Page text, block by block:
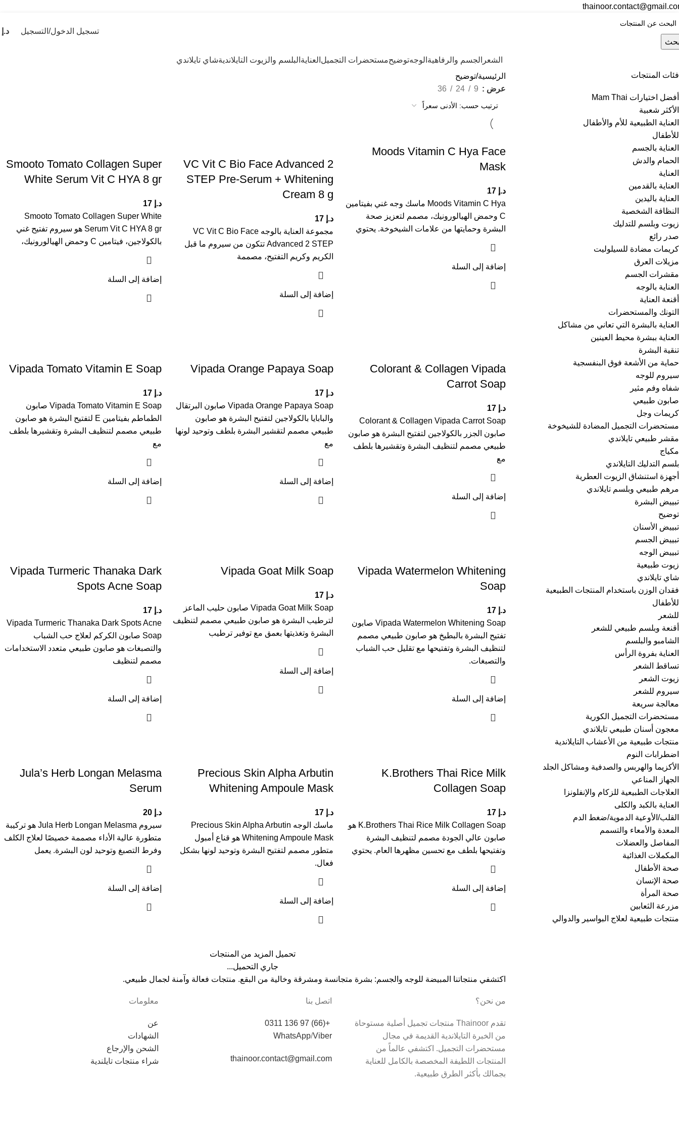
تسجيل الدخول/التسجيل د.إ
الشعر الجسم والرفاهية الوجهتوضيحمستحضرات التجميل العناية البلسم والزيوت التايلانديةشاي تايلاندي
فئات المنتجات
أفضل اختيارات Mam Thai
الأكثر شعبية
العناية الطبيعية للأم والأطفال
للأطفال
العناية بالجسم
الحمام والدش
العناية
العناية بالقدمين
العناية باليدين
النظافة الشخصية
زيوت وبلسم للتدليك
صدر رائع
كريمات مضادة للسيلوليت
مزيلات العرق
مقشرات الجسم
العناية بالوجه
أقنعة العناية
التونك والمستحضرات
العناية بالبشرة التي تعاني من مشاكل
العناية ببشرة محيط العينين
تنقية البشرة
حماية من الأشعة فوق البنفسجية
سيروم للوجه
شفاه وفم مثير
صابون طبيعي
كريمات وجل
مستحضرات التجميل المضادة للشيخوخة
مقشر طبيعي تايلاندي
مكياج
بلسم التدليك التايلاندي
أجهزة استنشاق الزيوت العطرية
مرهم طبيعي وبلسم تايلاندي
تبييض البشرة
توضيح
تبييض الأسنان
تبييض الجسم
تبييض الوجه
زيوت طبيعية
شاي تايلاندي
فقدان الوزن باستخدام المنتجات الطبيعية
للأطفال
للشعر
أقنعة وبلسم طبيعي للشعر
الشامبو والبلسم
العناية بفروة الرأس
تساقط الشعر
زيوت الشعر
سيروم للشعر
معالجة سريعة
مستحضرات التجميل الكورية
معجون أسنان طبيعي تايلاندي
منتجات طبيعية من الأعشاب التايلاندية
اضطرابات النوم
الأكزيما والهربس والصدفية ومشاكل الجلد
الجهاز المناعي
العلاجات الطبيعية للزكام والإنفلونزا
العناية بالكبد والكلى
القلب/الأوعية الدموية/ضغط الدم
المعدة والأمعاء والتسمم
المفاصل والعضلات
المكملات الغذائية
صحة الأطفال
صحة الإنسان
صحة المرأة
مزرعة الثعابين
منتجات طبيعية لعلاج البواسير والدوالي
الرئيسية توضيح
عرض
9
24
36
Moods Vitamin C Hya Face
Mask
د.إ 17
Moods Vitamin C Hya ماسك وجه غني بفيتامين
C وحمض الهيالورونيك، مصمم لتعزيز صحة
البشرة وحمايتها من علامات الشيخوخة. يحتوي
إضافة إلى السلة
VC Vit C Bio Face Advanced 2
STEP Pre-Serum + Whitening
Cream 8 g
د.إ
مجموعة العناية بالوجه VC Vit C Bio Face
Advanced 2 STEP تتكون من سيروم ما قبل
الكريم وكريم التفتيح، مصممة
إضافة إلى السلة
Smooto Tomato Collagen Super
White Serum Vit C HYA 8 gr
د.إ
Smooto Tomato Collagen Super White
Serum Vit C HYA 8 gr هو سيروم تفتيح غني
بالكولاجين، فيتامين C وحمض الهيالورونيك،
إضافة إلى السلة
Colorant & Collagen Vipada
Carrot Soap
د.إ 17
Colorant & Collagen Vipada Carrot Soap
صابون الجزر بالكولاجين لتفتيح البشرة هو صابون
طبيعي مصمم لتنظيف البشرة وتقشيرها بلطف
مع
إضافة إلى السلة
Vipada Orange Papaya Soap
د.إ
Vipada Orange Papaya Soap صابون البرتقال
والبابايا بالكولاجين لتفتيح البشرة هو صابون
طبيعي مصمم لتقشير البشرة بلطف وتوحيد لونها
مع
إضافة إلى السلة
Vipada Tomato Vitamin E Soap
د.إ
Vipada Tomato Vitamin E Soap صابون
الطماطم بفيتامين E لتفتيح البشرة هو صابون
طبيعي مصمم لتنظيف البشرة وتقشيرها بلطف
مع
إضافة إلى السلة
Vipada Watermelon Whitening
Soap
د.إ 17
Vipada Watermelon Whitening Soap صابون
تفتيح البشرة بالبطيخ هو صابون طبيعي مصمم
لتنظيف البشرة وتفتيحها مع تقليل حب الشباب
والتصبغات.
إضافة إلى السلة
Vipada Goat Milk Soap
د.إ
Vipada Goat Milk Soap صابون حليب الماعز
لترطيب البشرة هو صابون طبيعي مصمم لتنظيف
البشرة وتغذيتها بعمق مع توفير ترطيب
إضافة إلى السلة
Vipada Turmeric Thanaka Dark
Spots Acne Soap
د.إ
Vipada Turmeric Thanaka Dark Spots Acne
Soap صابون الكركم لعلاج حب الشباب
والتصبغات هو صابون طبيعي متعدد الاستخدامات
مصمم لتنظيف
إضافة إلى السلة
K.Brothers Thai Rice Milk
Collagen Soap
د.إ 17
K.Brothers Thai Rice Milk Collagen Soap هو
صابون عالي الجودة مصمم لتنظيف البشرة
وتفتيحها بلطف مع تحسين مظهرها العام. يحتوي
إضافة إلى السلة
Precious Skin Alpha Arbutin
Whitening Ampoule Mask
د.إ
ماسك الوجه Precious Skin Alpha Arbutin
Whitening Ampoule Mask هو قناع أمبول
متطور مصمم لتفتيح البشرة وتوحيد لونها بشكل
فعال.
إضافة إلى السلة
Jula’s Herb Longan Melasma
Serum
د.إ
سيروم Jula Herb Longan Melasma هو تركيبة
متطورة عالية الأداء مصممة خصيصًا لعلاج الكلف
وفرط التصبغ وتوحيد لون البشرة. يعمل
إضافة إلى السلة
تحميل المزيد من المنتجات
جاري التحميل...
اكتشفي منتجاتنا المبيضة للوجه والجسم: بشرة متجانسة ومشرقة وخالية من البقع. منتجات فعالة وآمنة لجمال طبيعي.
من نحن؟
تقدم Thainoor منتجات تجميل أصلية مستوحاة
من الخبرة التايلاندية القديمة في مجال
مستحضرات التجميل. اكتشفي عالماً من
المنتجات اللطيفة المخصصة بالكامل للعناية
بجمالك بأكثر الطرق طبيعية.
اتصل بنا
+(66) 97 136 0311
WhatsApp/Viber
thainoor.contact@gmail.com
معلومات
عن
الشهادات
الشحن والإرجاع
شراء منتجات تايلندية